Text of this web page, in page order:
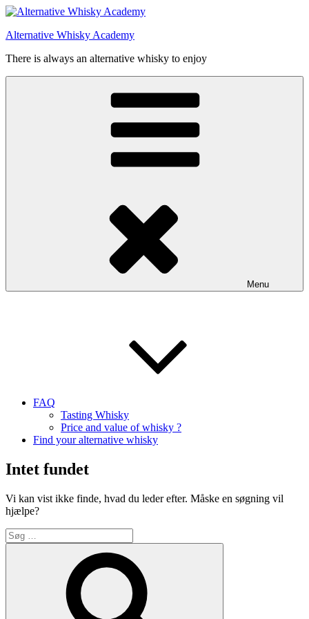
Videre
indhold
Alternative Whisky Academy
There is always an alternative whisky to enjoy
Menu
FAQ
Tasting Whisky
Price and value of whisky ?
Find your alternative whisky
Intet fundet
Vi kan vist ikke finde, hvad du leder efter. Måske en søgning vil
hjælpe?
Søg
efter: